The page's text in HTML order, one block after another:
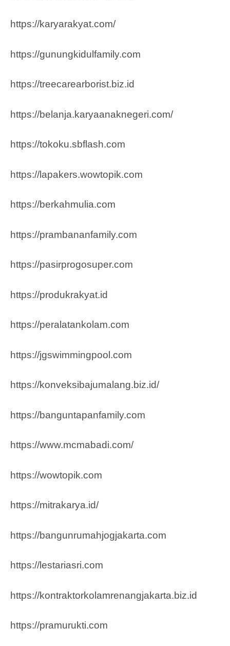
https://karyarakyat.com/
https://gunungkidulfamily.com
https://treecarearborist.biz.id
https://belanja.karyaanaknegeri.com/
https://tokoku.sbflash.com
https://lapakers.wowtopik.com
https://berkahmulia.com
https://prambananfamily.com
https://pasirprogosuper.com
https://produkrakyat.id
https://peralatankolam.com
https://jgswimmingpool.com
https://konveksibajumalang.biz.id/
https://banguntapanfamily.com
https://www.mcmabadi.com/
https://wowtopik.com
https://mitrakarya.id/
https://bangunrumahjogjakarta.com
https://lestariasri.com
https://kontraktorkolamrenangjakarta.biz.id
https://pramurukti.com